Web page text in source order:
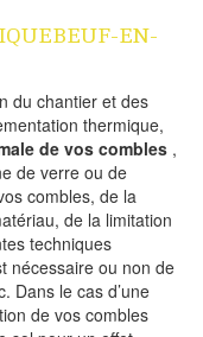
EN-
du chantier et des
thermique,
de vos combles ,
de verre ou de
combles, de la
de la limitation
techniques
nécessaire ou non de
Dans le cas d’une
de vos combles